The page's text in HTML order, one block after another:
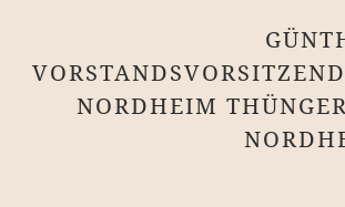
NORDHEIM